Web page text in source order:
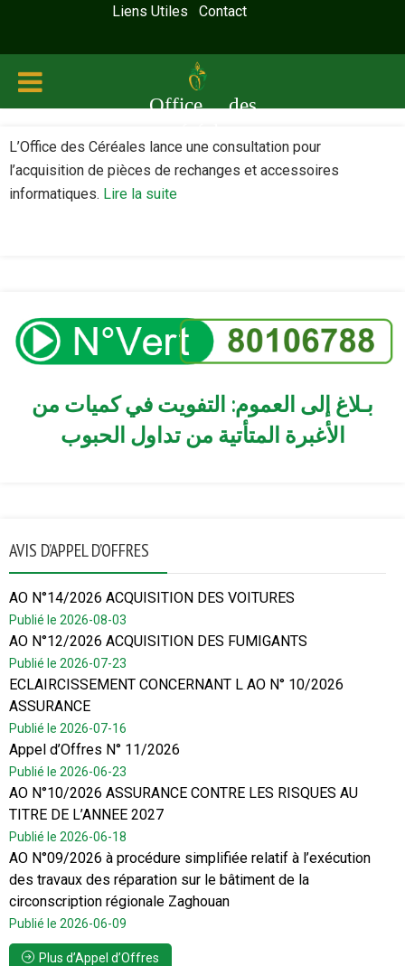
Liens Utiles Contact
Office des
L’Office des Céréales lance une consultation pour
l’acquisition de pièces de rechanges et accessoires
informatiques. Lire la suite
بـلاغ إلى العموم: التفويت في كميات من
الأغبرة المتأتية من تداول الحبوب
AVIS D’APPEL D’OFFRES
AO N°14/2026 ACQUISITION DES VOITURES
Publié le 2026-08-03
AO N°12/2026 ACQUISITION DES FUMIGANTS
Publié le 2026-07-23
ECLAIRCISSEMENT CONCERNANT L AO N° 10/2026
ASSURANCE
Publié le 2026-07-16
Appel d’Offres N° 11/2026
Publié le 2026-06-23
AO N°10/2026 ASSURANCE CONTRE LES RISQUES AU
TITRE DE L’ANNEE 2027
Publié le 2026-06-18
AO N°09/2026 à procédure simplifiée relatif à l’exécution
des travaux des réparation sur le bâtiment de la
circonscription régionale Zaghouan
Publié le 2026-06-09
Plus d’Appel d’Offres